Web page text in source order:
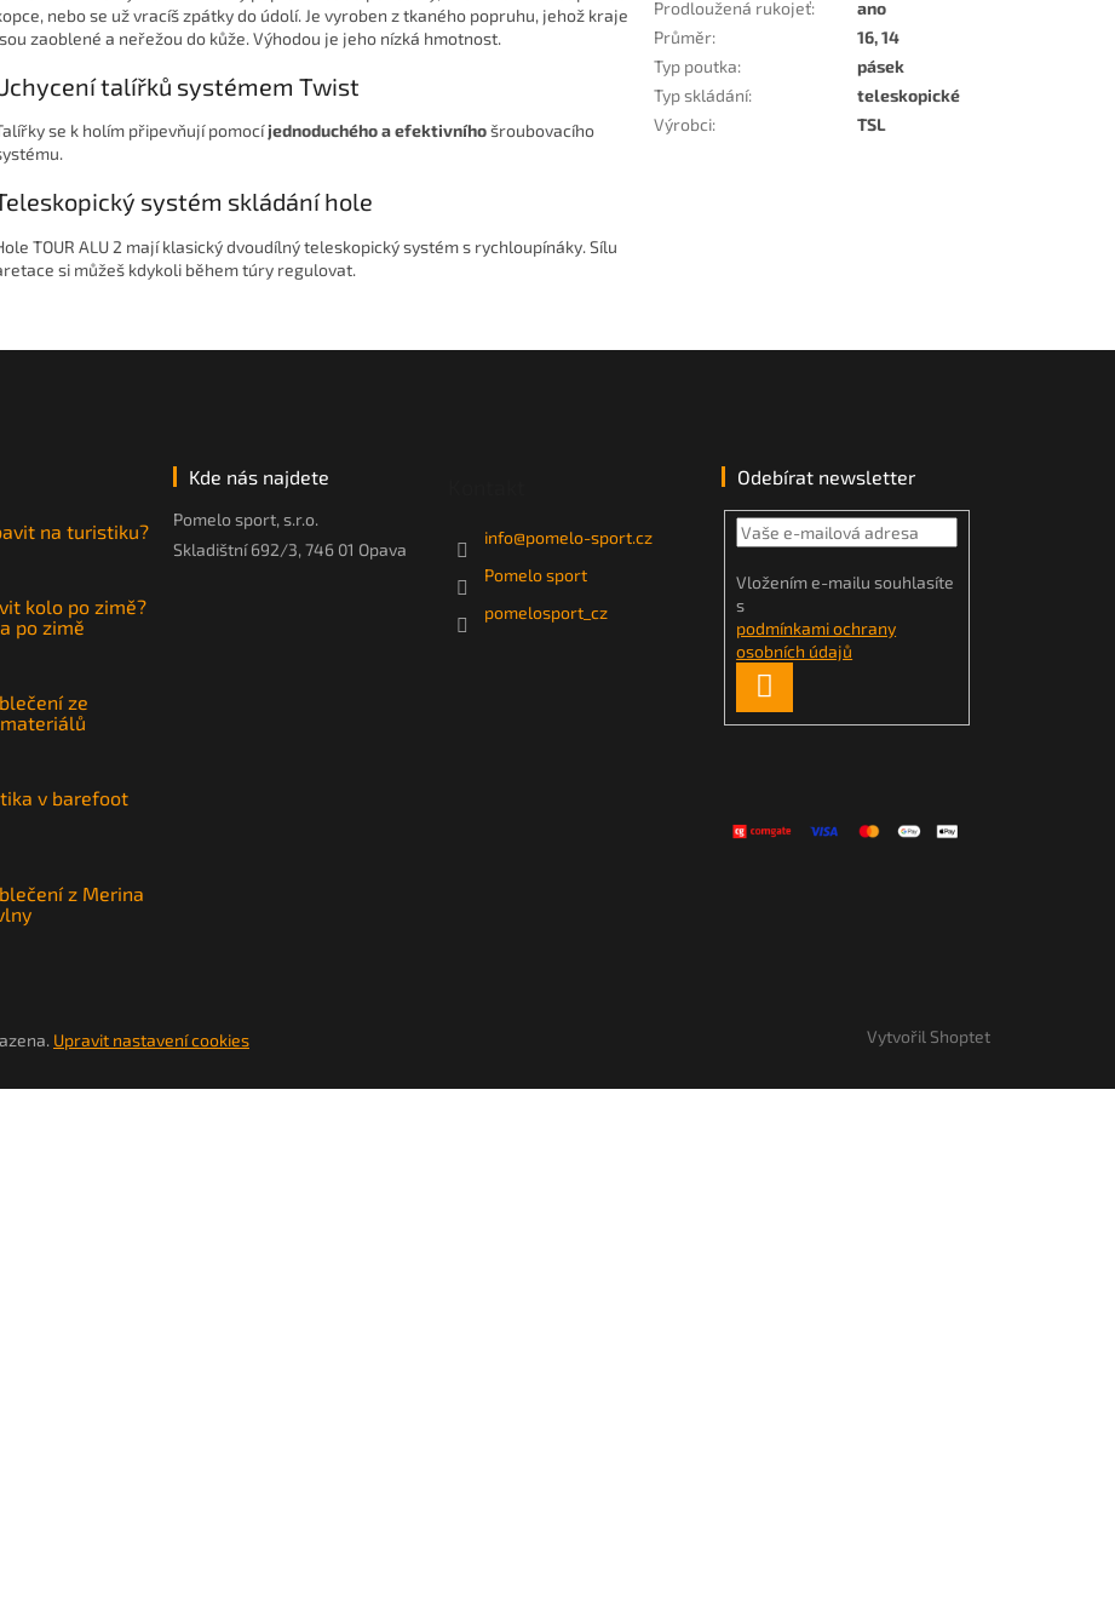
nebo se už vracíš zpátky do údolí. Je vyroben z tkaného popruhu, jehož kraje
zaoblené a neřežou do kůže. Výhodou je jeho nízká hmotnost.
talířků systémem Twist
se k holím připevňují pomocíjednoduchého a efektivníhošroubovacího
systém skládání hole
TOUR ALU 2 mají klasický dvoudílný teleskopický systém s rychloupínáky. Sílu
si můžeš kdykoli během túry regulovat.
Prodloužená rukojeť:
ano
Průměr:
16, 14
Typ poutka:
pásek
Typ skládání:
teleskopické
Výrobci: TSL
na turistiku?
kolo po zimě?
po zimě
ze
v barefoot
z Merina
Kde nás najdete
Pomelo sport, s.r.o.
Skladištní 692/3, 746 01 Opava
info@pomelo-sport.cz
Pomelo sport
pomelosport_cz
Odebírat newsletter
Vložením e-mailu souhlasíte
s
podmínkami ochrany
osobních údajů
SE
Vytvořil Shoptet
Upravit nastavení cookies